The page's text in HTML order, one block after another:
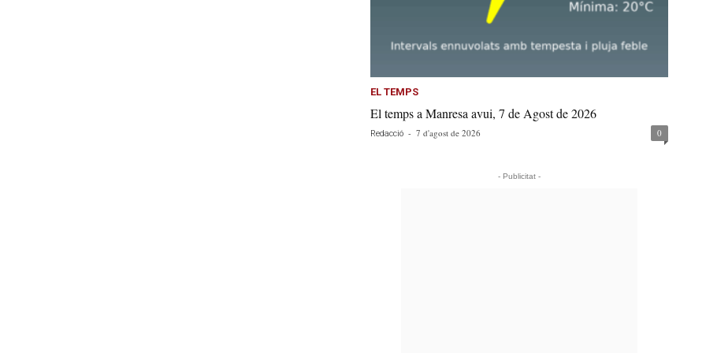
EL TEMPS
El temps a Manresa avui, 7 de Agost de 2026
Redacció - 7 d'agost de 2026 0
- Publicitat -